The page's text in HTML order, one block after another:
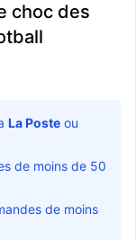
choc des
La Poste ou
de moins de 50
de moins